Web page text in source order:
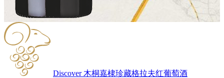
Discover 木桐嘉棣珍藏格拉夫红葡萄酒